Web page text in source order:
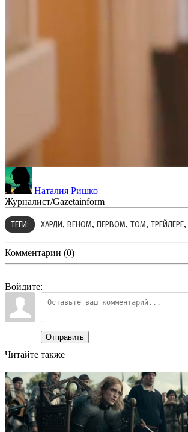
Наталия Ришко
Журналист/Gazetainform
ТЕГИ: ХАРДИ, ВЕНОМ, ПЕРВОМ, ТОМ, ТРЕЙЛЕРЕ,
Комментарии (0)
Войдите:
Отправить
Читайте также